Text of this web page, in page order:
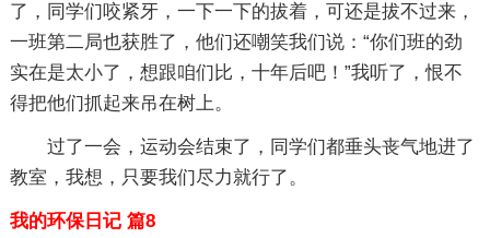
了，同学们咬紧牙，一下一下的拔着，可还是拔不过来，
一班第二局也获胜了，他们还嘲笑我们说：“你们班的劲
实在是太小了，想跟咱们比，十年后吧！”我听了，恨不
得把他们抓起来吊在树上。
过了一会，运动会结束了，同学们都垂头丧气地进了
教室，我想，只要我们尽力就行了。
我的环保日记 篇8